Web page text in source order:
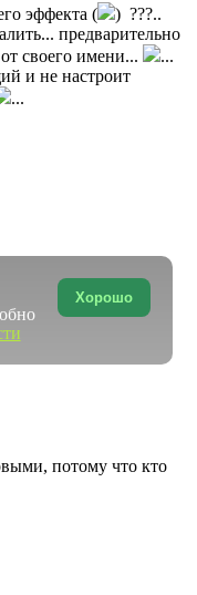
эффекта (
) ???..
предварительно
своего имени...
...
и не настроит
...
потому что кто
Хорошо